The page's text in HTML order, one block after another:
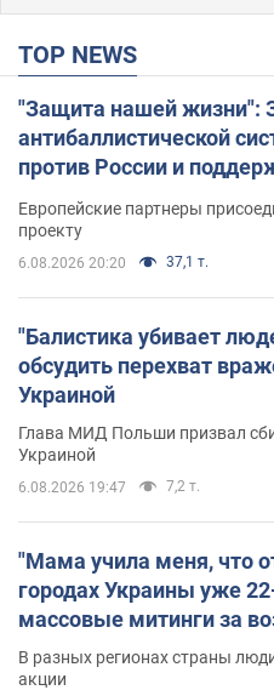
TOP NEWS
"Защита нашей жизни":
антибаллистической
против России и
Европейские партнеры
проекту
6.08.2026 20:20 37,1 т.
"Балистика убивает
обсудить перехват
Украиной
Глава МИД Польши призвал
Украиной
6.08.2026 19:47 7,2 т.
"Мама учила меня, что
городах Украины уже
массовые митинги за
Фото и видео
В разных регионах страны
акции